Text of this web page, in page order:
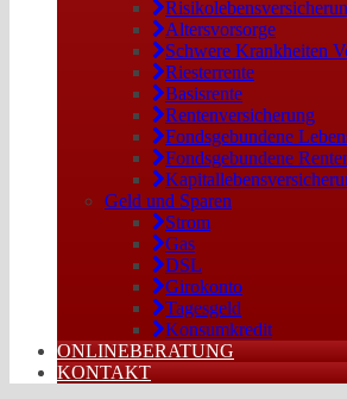
Altersvorsorge
Schwere Krankheiten
Riesterrente
Basisrente
Rentenversicherung
Fondsgebundene
Fondsgebundene
Geld und Sparen
Strom
Gas
DSL
Girokonto
Tagesgeld
Konsumkredit
ONLINEBERATUNG
KONTAKT